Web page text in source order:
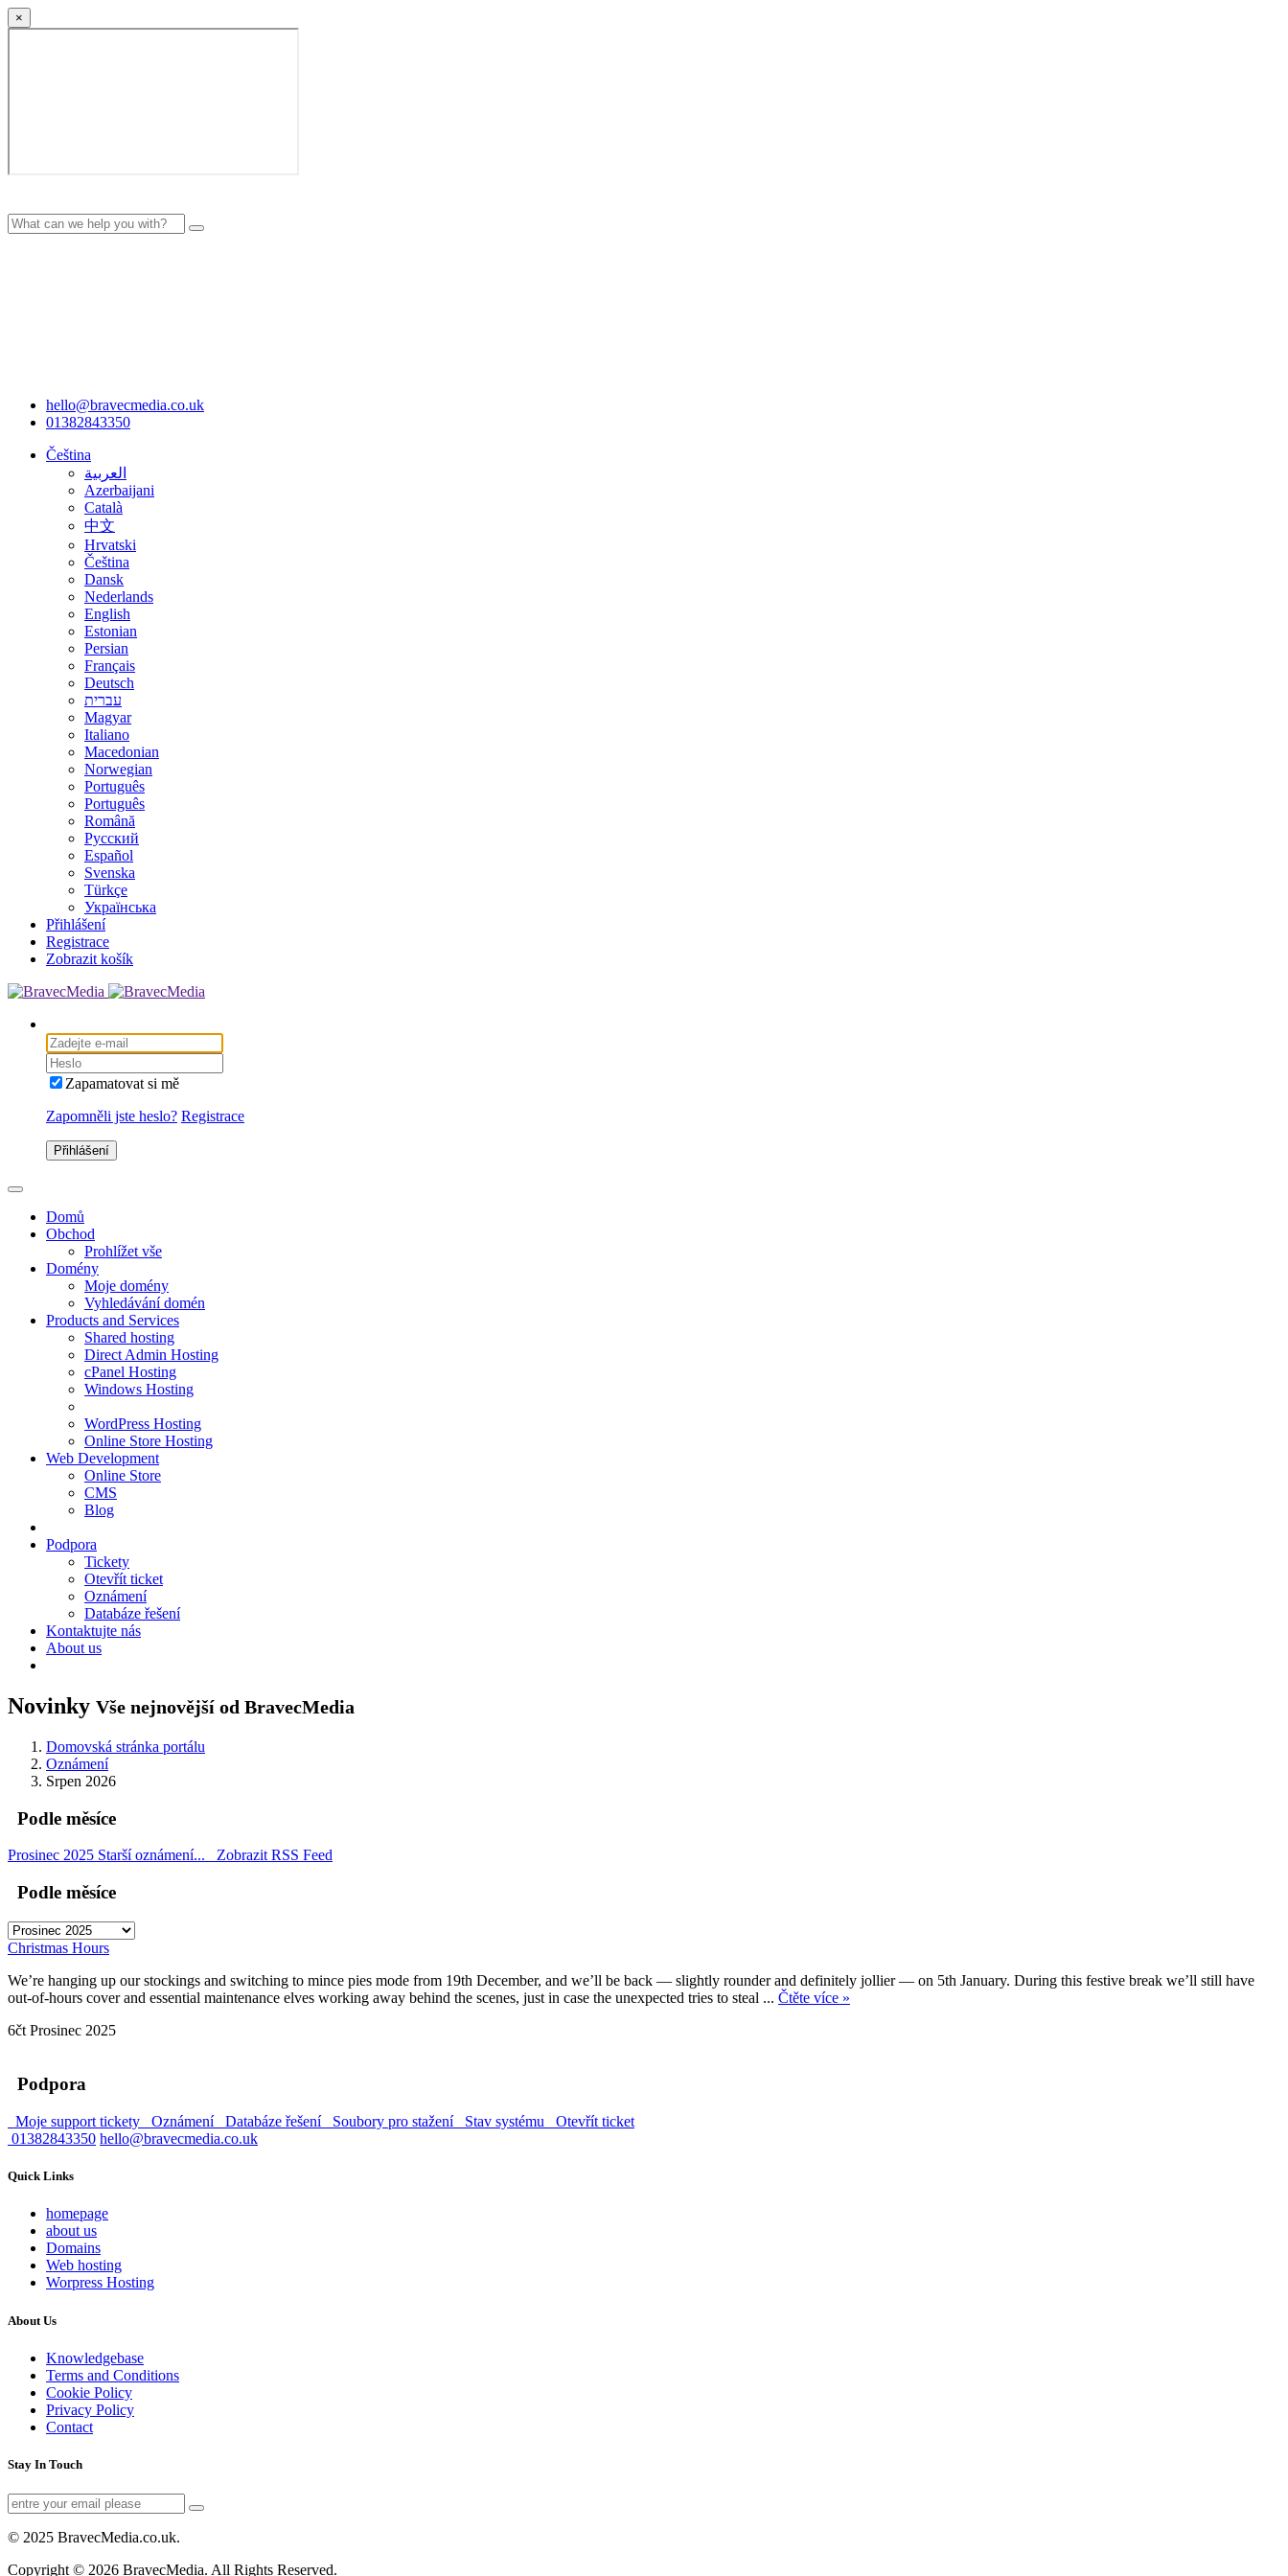
×
hello@bravecmedia.co.uk
01382843350
Čeština
العربية
Azerbaijani
Català
中文
Hrvatski
Čeština
Dansk
Nederlands
English
Estonian
Persian
Français
Deutsch
עברית
Magyar
Italiano
Macedonian
Norwegian
Português
Português
Română
Русский
Español
Svenska
Türkçe
Українська
Přihlášení
Registrace
Zobrazit košík
Zapamatovat si mě
Zapomněli jste heslo? Registrace
Přihlášení
Domů
Obchod
Prohlížet vše
Domény
Moje domény
Vyhledávání domén
Products and Services
Shared hosting
Direct Admin Hosting
cPanel Hosting
Windows Hosting
WordPress Hosting
Online Store Hosting
Web Development
Online Store
CMS
Blog
Podpora
Tickety
Otevřít ticket
Oznámení
Databáze řešení
Kontaktujte nás
About us
Novinky Vše nejnovější od BravecMedia
Domovská stránka portálu
Oznámení
Srpen 2026
Podle měsíce
Prosinec 2025 Starší oznámení... Zobrazit RSS Feed
Podle měsíce
Christmas Hours
We’re hanging up our stockings and switching to mince pies mode from 19th December, and we’ll be back — slightly rounder and definitely jollier — on 5th January. During this festive break we’ll still have
out-of-hours cover and essential maintenance elves working away behind the scenes, just in case the unexpected tries to steal ... Čtěte více »
6čt Prosinec 2025
Podpora
Moje support tickety Oznámení Databáze řešení Soubory pro stažení Stav systému
Otevřít ticket
01382843350 hello@bravecmedia.co.uk
Quick Links
homepage
about us
Domains
Web hosting
Worpress Hosting
About Us
Knowledgebase
Terms and Conditions
Cookie Policy
Privacy Policy
Contact
Stay In Touch
© 2025 BravecMedia.co.uk.
Copyright © 2026 BravecMedia. All Rights Reserved.